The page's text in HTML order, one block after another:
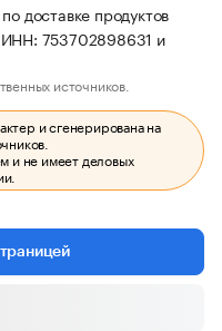
доставке продуктов
ИНН: 753702898631 и
источников.
и сгенерирована на
и не имеет деловых